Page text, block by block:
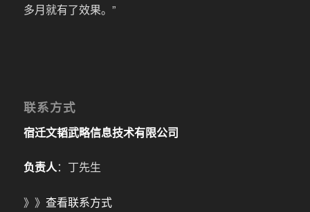
多月就有了效果。”
联系方式
宿迁文韬武略信息技术有限公司
负责人：丁先生
》》 查看联系方式